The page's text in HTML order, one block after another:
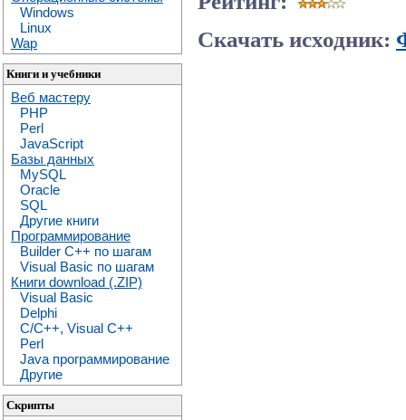
Windows
Linux
Wap
Книги и учебники
Веб мастеру
PHP
Perl
JavaScript
Базы данных
MySQL
Oracle
SQL
Другие книги
Программирование
Builder C++ по шагам
Visual Basic по шагам
Книги download (.ZIP)
Visual Basic
Delphi
C/C++, Visual C++
Perl
Java программирование
Другие
Скрипты
Скачать исходник: